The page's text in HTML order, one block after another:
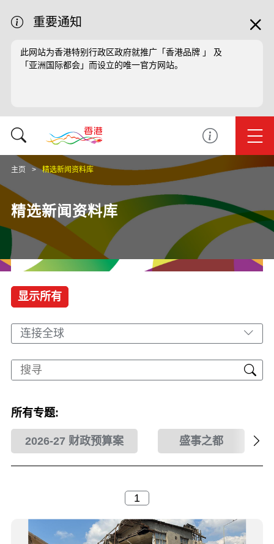
重要通知
此网站为香港特别行政区政府就推广「香港品牌 」 及
「亚洲国际都会」而设立的唯一官方网站。
主页 精选新闻资料库
精选新闻资料库
显示所有
连接全球
所有专题:
2026-27 财政预算案 盛事之都